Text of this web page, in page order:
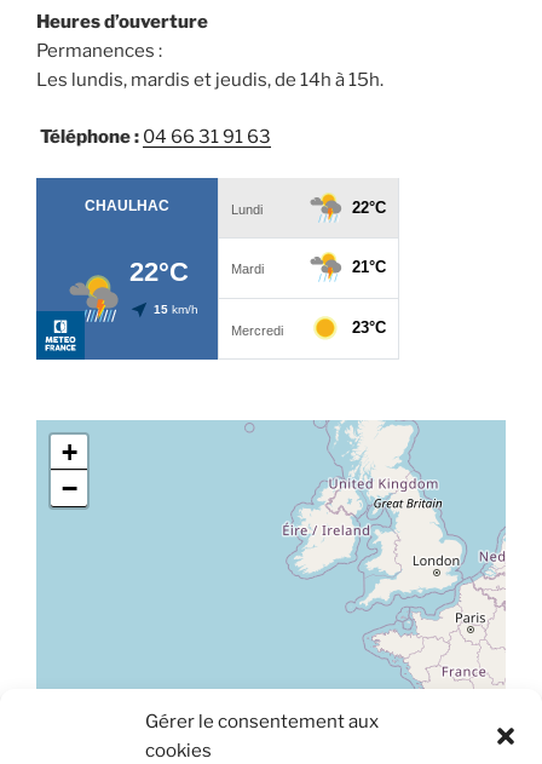
Gérer le consentement aux
cookies
Heures d’ouverture
Permanences :
Les lundis, mardis et jeudis, de 14h à 15h.
Téléphone : 04 66 31 91 63
+
−
Leaflet|© OpenStreetMap